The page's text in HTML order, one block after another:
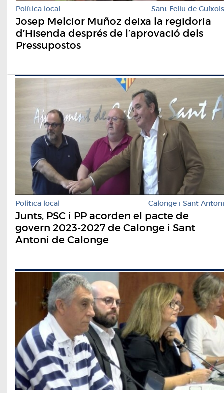
Política local Sant Feliu de Guíxols
Josep Melcior Muñoz deixa la regidoria
d’Hisenda després de l’aprovació dels
Pressupostos
Política local Calonge i Sant Antoni
Junts, PSC i PP acorden el pacte de
govern 2023-2027 de Calonge i Sant
Antoni de Calonge